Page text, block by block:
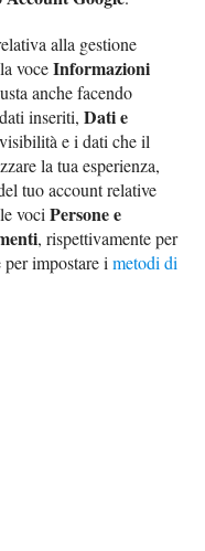
alla gestione
voceInformazioni
anche facendo
inseriti,Dati e
e i dati che il
la tua esperienza,
tuo account relative
vociPersone e
, rispettivamente per
per impostare imetodi di